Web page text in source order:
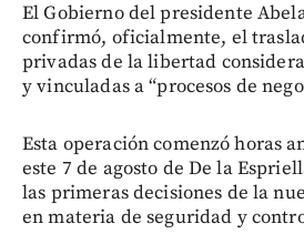
El Gobierno del presidente
confirmó, oficialmente, el
privadas de la libertad
y vinculadas a “procesos de
Esta operación comenzó horas
este 7 de agosto de De la
las primeras decisiones de la
en materia de seguridad y